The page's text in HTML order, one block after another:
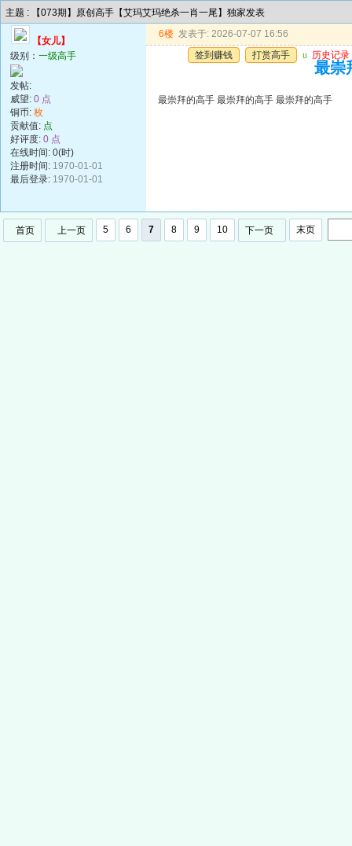
主题 : 【073期】原创高手【艾玛艾玛绝杀一肖一尾】独家发表
【女儿】
级别： 一级高手
发帖:
威望: 0 点
铜币: 枚
贡献值: 点
好评度: 0 点
在线时间: 0(时)
注册时间: 1970-01-01
最后登录: 1970-01-01
6楼 发表于: 2026-07-07 16:56
签到赚钱
打赏高手 u 历史记录
最崇
最崇拜的高手 最崇拜的高手 最崇拜的高手
首页 上一页 5 6 7 8 9 10 下一页 末页